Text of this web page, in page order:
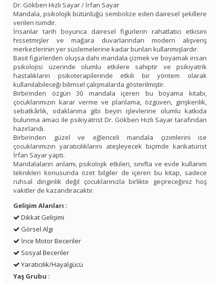
Dr. Gökben Hızlı Sayar / İrfan Sayar
Mandala, psikolojik bütünlüğü sembolize eden dairesel şekillere
verilen isimdir.
İnsanlar tarih boyunca dairesel figürlerin rahatlatıcı etkisini
hissetmişler ve mağara duvarlarından modern alışveriş
merkezlerinin yer süslemelerine kadar bunları kullanmışlardır.
Basit figürlerden oluşsa dahi mandala çizmek ve boyamak insan
psikolojisi üzerinde olumlu etkilere sahiptir ve psikiyatrik
hastalıkların psikoterapilerinde etkili bir yöntem olarak
kullanılabileceği bilimsel çalışmalarda gösterilmiştir.
Birbirinden özgün 30 mandala içeren bu boyama kitabı,
çocuklarımızın karar verme ve planlama, özgüven, girişkenlik,
sebatkârlık, odaklanma gibi beyin işlevlerine olumlu katkıda
bulunma amacı ile psikiyatrist Dr. Gökben Hızlı Sayar tarafından
hazırlandı.
Birbirinden güzel ve eğlenceli mandala çizimlerini ise
çocuklarımızın yaratıcılıklarını ateşleyecek biçimde karikatürist
İrfan Sayar yaptı.
Mandalaların anlamı, psikolojik etkileri, sınıfta ve evde kullanım
teknikleri konusunda özet bilgiler de içeren bu kitap, sadece
ruhsal dinginlik değil çocuklarınızla birlikte geçireceğiniz hoş
vakitler de kazandıracaktır.
Gelişim Alanları :
Dikkat Gelişimi
Görsel Algı
İnce Motor Beceriler
Sosyal Beceriler
Yaratıcılık/Hayalgücü
Yaş Grubu :